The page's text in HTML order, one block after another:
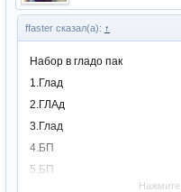
ffaster сказал(а): ↑
Набор в гладо пак
1.Глад
2.ГЛАд
3.Глад
4.БП
5.БП